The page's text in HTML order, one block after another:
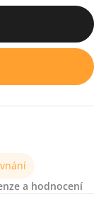
a hodnocení